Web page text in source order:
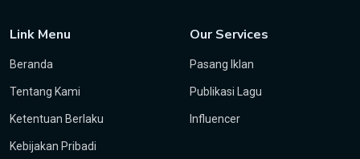
Link Menu
Beranda
Tentang Kami
Ketentuan Berlaku
Kebijakan Pribadi
Our Services
Pasang Iklan
Publikasi Lagu
Influencer